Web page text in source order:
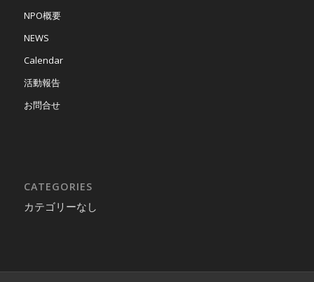
NPO概要
NEWS
Calendar
活動報告
お問合せ
CATEGORIES
カテゴリーなし